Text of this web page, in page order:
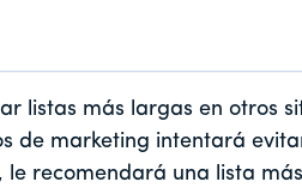
listas más largas en otros
de marketing intentará
le recomendará una lista